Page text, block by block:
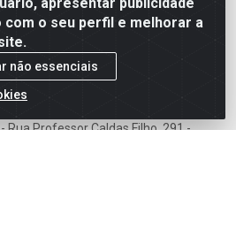
o seu perfil e melhorar a
não essenciais
da Esperança
Rua Professor Caldas Filho, 291 -